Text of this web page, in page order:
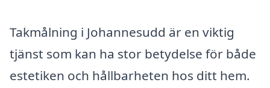
Takmålning i Johannesudd är en viktig
tjänst som kan ha stor betydelse för både
estetiken och hållbarheten hos ditt hem.